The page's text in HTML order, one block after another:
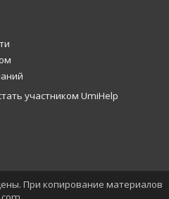
участником UmiHelp
При копирование материалов